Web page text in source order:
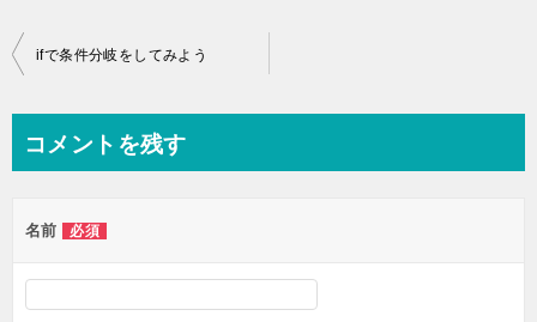
投
ビ
ー
シ
ifで条件分岐をしてみよう
コメントを残す
名前 必須